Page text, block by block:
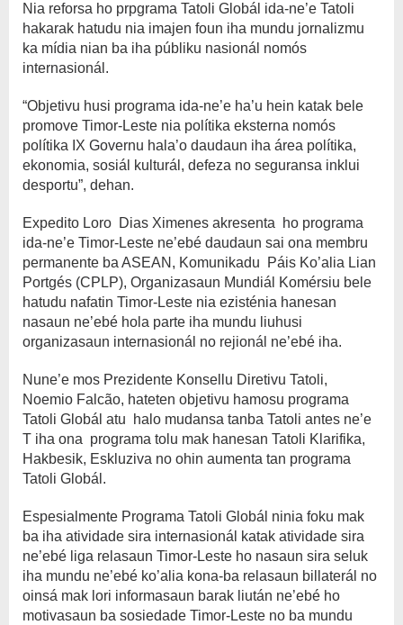
Nia reforsa ho prpgrama Tatoli Globál ida-ne’e Tatoli
hakarak hatudu nia imajen foun iha mundu jornalizmu
ka mídia nian ba iha públiku nasionál nomós
internasionál.
“Objetivu husi programa ida-ne’e ha’u hein katak bele
promove Timor-Leste nia polítika eksterna nomós
polítika IX Governu hala’o daudaun iha área polítika,
ekonomia, sosiál kulturál, defeza no seguransa inklui
desportu”, dehan.
Expedito Loro Dias Ximenes akresenta ho programa
ida-ne’e Timor-Leste ne’ebé daudaun sai ona membru
permanente ba ASEAN, Komunikadu Páis Ko’alia Lian
Portgés (CPLP), Organizasaun Mundiál Komérsiu bele
hatudu nafatin Timor-Leste nia ezisténia hanesan
nasaun ne’ebé hola parte iha mundu liuhusi
organizasaun internasionál no rejionál ne’ebé iha.
Nune’e mos Prezidente Konsellu Diretivu Tatoli,
Noemio Falcão, hateten objetivu hamosu programa
Tatoli Globál atu halo mudansa tanba Tatoli antes ne’e
T iha ona programa tolu mak hanesan Tatoli Klarifika,
Hakbesik, Eskluziva no ohin aumenta tan programa
Tatoli Globál.
Espesialmente Programa Tatoli Globál ninia foku mak
ba iha atividade sira internasionál katak atividade sira
ne’ebé liga relasaun Timor-Leste ho nasaun sira seluk
iha mundu ne’ebé ko’alia kona-ba relasaun billaterál no
oinsá mak lori informasaun barak liután ne’ebé ho
motivasaun ba sosiedade Timor-Leste no ba mundu